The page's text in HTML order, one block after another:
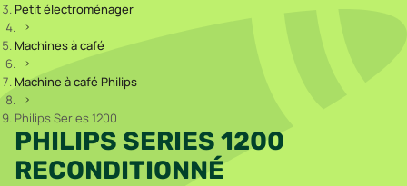
Petit électroménager
Machines à café
Machine à café Philips
Philips Series 1200
PHILIPS SERIES 1200
RECONDITIONNÉ